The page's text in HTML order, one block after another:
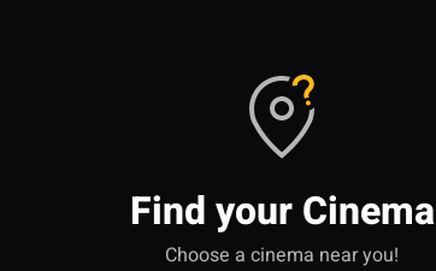
Find your Cinema
Choose a cinema near you!